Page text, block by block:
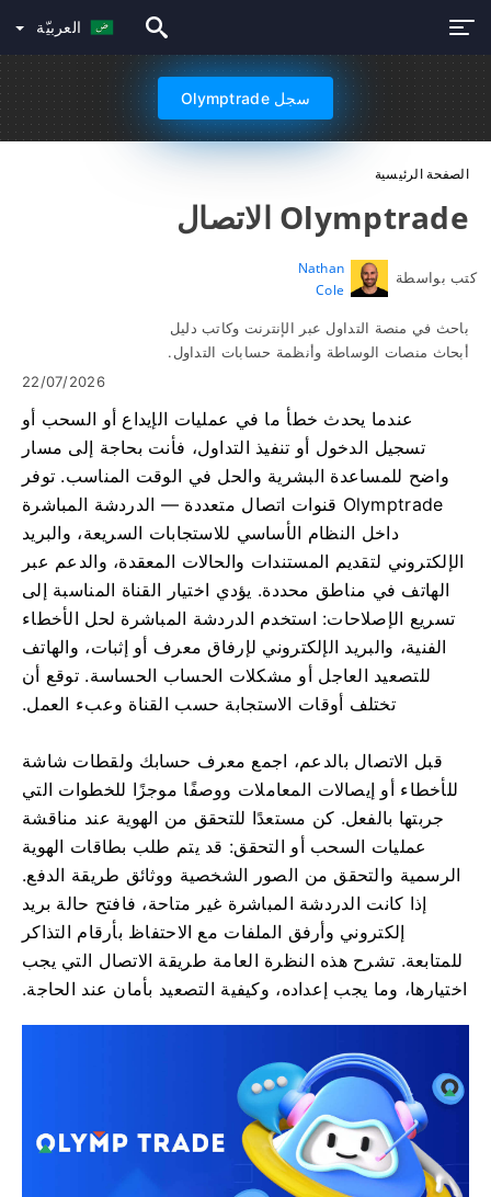
العربيّة
سجل Olymptrade
الصفحة الرئيسية
Olymptrade الاتصال
كتب بواسطة
Nathan
Cole
باحث في منصة التداول عبر الإنترنت وكاتب دليل
أبحاث منصات الوساطة وأنظمة حسابات التداول.
22/07/2026
عندما يحدث خطأ ما في عمليات الإيداع أو السحب أو
تسجيل الدخول أو تنفيذ التداول، فأنت بحاجة إلى مسار
واضح للمساعدة البشرية والحل في الوقت المناسب. توفر
Olymptrade قنوات اتصال متعددة — الدردشة المباشرة
داخل النظام الأساسي للاستجابات السريعة، والبريد
الإلكتروني لتقديم المستندات والحالات المعقدة، والدعم عبر
الهاتف في مناطق محددة. يؤدي اختيار القناة المناسبة إلى
تسريع الإصلاحات: استخدم الدردشة المباشرة لحل الأخطاء
الفنية، والبريد الإلكتروني لإرفاق معرف أو إثبات، والهاتف
للتصعيد العاجل أو مشكلات الحساب الحساسة. توقع أن
تختلف أوقات الاستجابة حسب القناة وعبء العمل.
قبل الاتصال بالدعم، اجمع معرف حسابك ولقطات شاشة
للأخطاء أو إيصالات المعاملات ووصفًا موجزًا ​​للخطوات التي
جربتها بالفعل. كن مستعدًا للتحقق من الهوية عند مناقشة
عمليات السحب أو التحقق: قد يتم طلب بطاقات الهوية
الرسمية والتحقق من الصور الشخصية ووثائق طريقة الدفع.
إذا كانت الدردشة المباشرة غير متاحة، فافتح حالة بريد
إلكتروني وأرفق الملفات مع الاحتفاظ بأرقام التذاكر
للمتابعة. تشرح هذه النظرة العامة طريقة الاتصال التي يجب
اختيارها، وما يجب إعداده، وكيفية التصعيد بأمان عند الحاجة.